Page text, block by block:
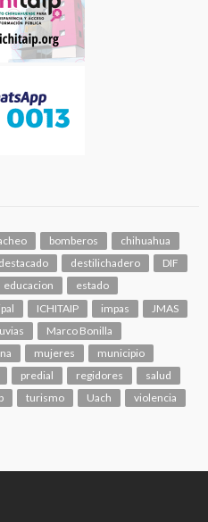
bomberos
chihuahua
destacado destilichadero
DIF
educacion
estado
ICHITAIP impas
JMAS
Marco Bonilla
mujeres
municipio
predial regidores
salud
turismo Uach violencia